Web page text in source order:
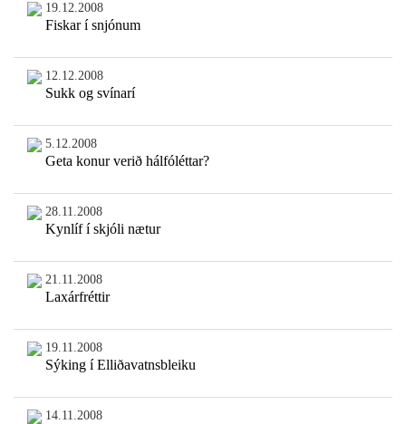
19.12.2008
Fiskar í snjónum
12.12.2008
Sukk og svínarí
5.12.2008
Geta konur verið hálfóléttar?
28.11.2008
Kynlíf í skjóli nætur
21.11.2008
Laxárfréttir
19.11.2008
Sýking í Elliðavatnsbleiku
14.11.2008